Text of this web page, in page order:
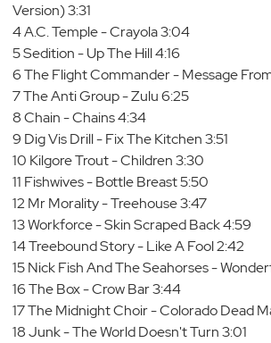
Version) 3:31
4 A.C. Temple - Crayola 3:04
5 Sedition - Up The Hill 4:16
6 The Flight Commander - Message
7 The Anti Group - Zulu 6:25
8 Chain - Chains 4:34
9 Dig Vis Drill - Fix The Kitchen 3:51
10 Kilgore Trout - Children 3:30
11 Fishwives - Bottle Breast 5:50
12 Mr Morality - Treehouse 3:47
13 Workforce - Skin Scraped Back 4:59
14 Treebound Story - Like A Fool 2:42
15 Nick Fish And The Seahorses -
16 The Box - Crow Bar 3:44
17 The Midnight Choir - Colorado Dead
18 Junk - The World Doesn't Turn 3:01